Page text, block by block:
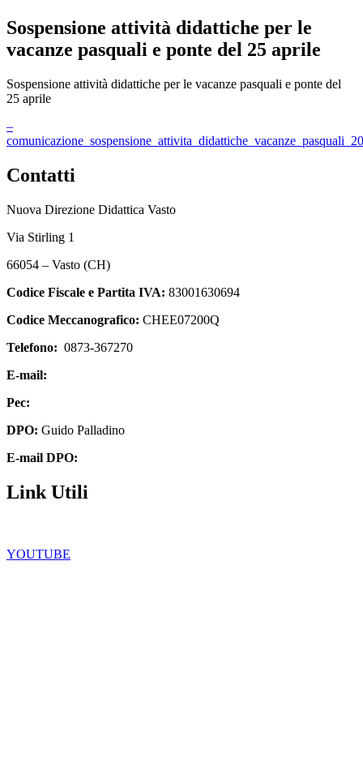
Sospensione attività didattiche per le
vacanze pasquali e ponte del 25 aprile
Sospensione attività didattiche per le vacanze pasquali e ponte del
25 aprile
–
Contatti
Nuova Direzione Didattica Vasto
Via Stirling 1
66054 – Vasto (CH)
Codice Fiscale e Partita IVA: 83001630694
Codice Meccanografico: CHEE07200Q
Telefono: 0873-367270
E-mail:
Pec:
DPO: Guido Palladino
E-mail DPO:
Link Utili
YOUTUBE